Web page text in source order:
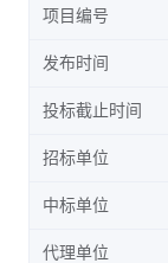
项目编号
发布时间
投标截止时间
招标单位
中标单位
代理单位